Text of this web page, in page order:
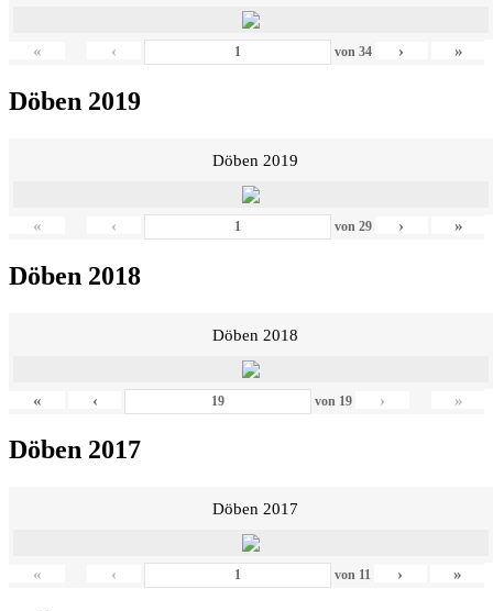
« ‹ von 34 › »
Döben 2019
Döben 2019
« ‹ von 29 › »
Döben 2018
Döben 2018
« ‹ von 19 › »
Döben 2017
Döben 2017
« ‹ von 11 › »